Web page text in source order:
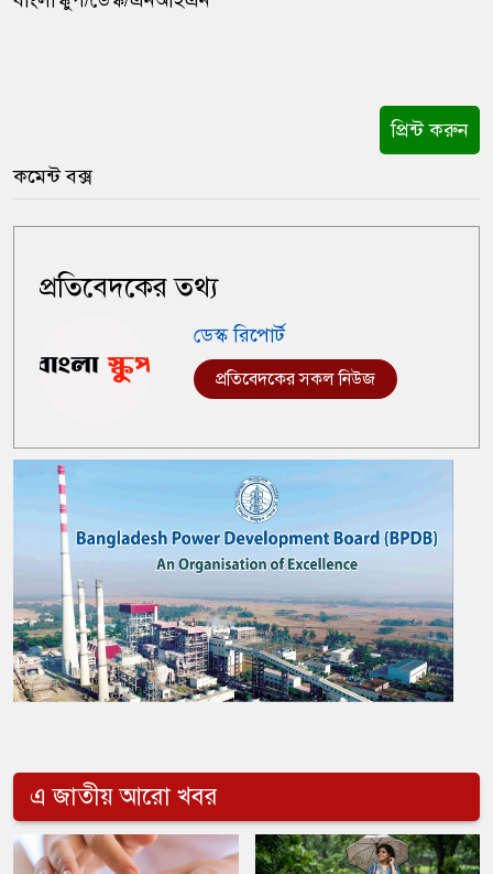
প্রিন্ট করুন
কমেন্ট বক্স
প্রতিবেদকের তথ্য
ডেস্ক রিপোর্ট
প্রতিবেদকের সকল নিউজ
এ জাতীয় আরো খবর